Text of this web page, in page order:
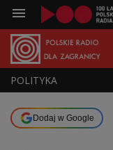
POLITYKA
Dodaj w Google